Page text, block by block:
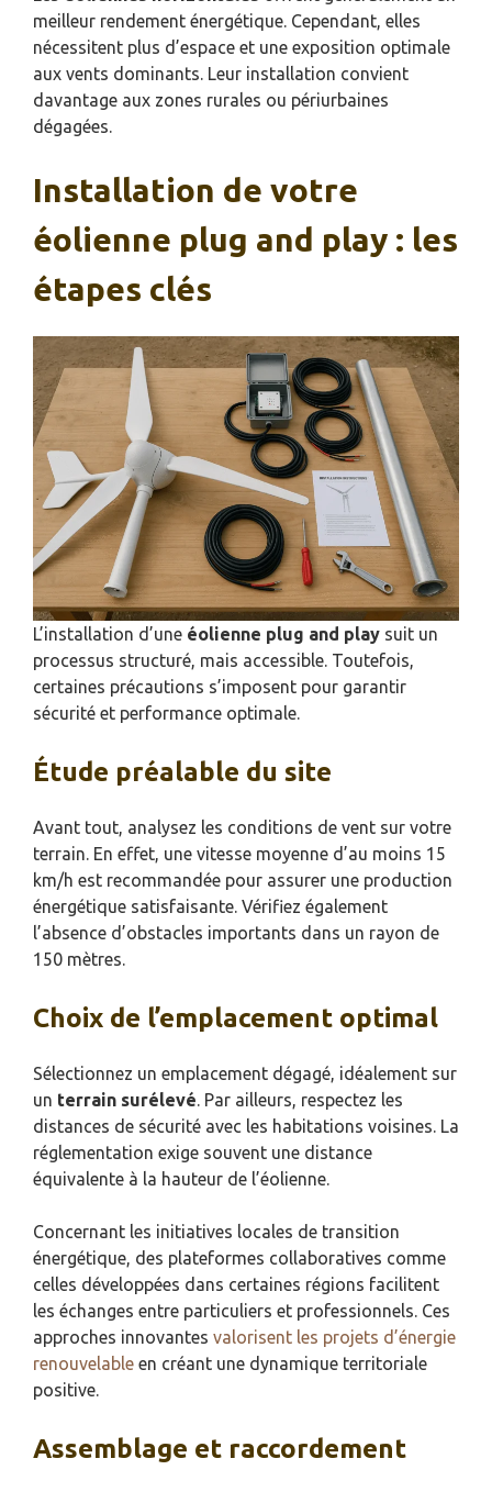
meilleur rendement énergétique. Cependant, elles
nécessitent plus d’espace et une exposition optimale
aux vents dominants. Leur installation convient
davantage aux zones rurales ou périurbaines
dégagées.
Installation de votre
éolienne plug and play : les
étapes clés
L’installation d’une éolienne plug and play suit un
processus structuré, mais accessible. Toutefois,
certaines précautions s’imposent pour garantir
sécurité et performance optimale.
Étude préalable du site
Avant tout, analysez les conditions de vent sur votre
terrain. En effet, une vitesse moyenne d’au moins 15
km/h est recommandée pour assurer une production
énergétique satisfaisante. Vérifiez également
l’absence d’obstacles importants dans un rayon de
150 mètres.
Choix de l’emplacement optimal
Sélectionnez un emplacement dégagé, idéalement sur
un terrain surélevé . Par ailleurs, respectez les
distances de sécurité avec les habitations voisines. La
réglementation exige souvent une distance
équivalente à la hauteur de l’éolienne.
Concernant les initiatives locales de transition
énergétique, des plateformes collaboratives comme
celles développées dans certaines régions facilitent
les échanges entre particuliers et professionnels. Ces
approches innovantes valorisent les projets d’énergie
renouvelable en créant une dynamique territoriale
positive.
Assemblage et raccordement